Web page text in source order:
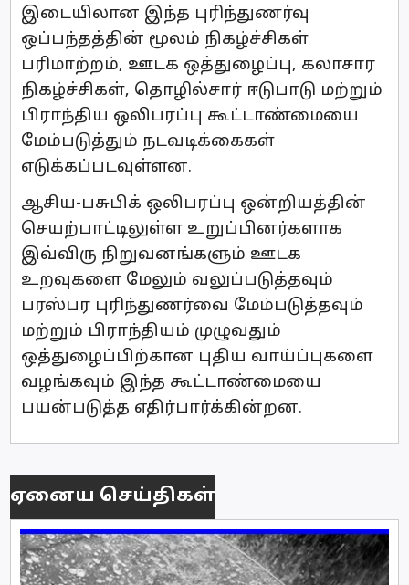
இடையிலான இந்த புரிந்துணர்வு
ஒப்பந்தத்தின் மூலம் நிகழ்ச்சிகள்
பரிமாற்றம், ஊடக ஒத்துழைப்பு, கலாசார
நிகழ்ச்சிகள், தொழில்சார் ஈடுபாடு மற்றும்
பிராந்திய ஒலிபரப்பு கூட்டாண்மையை
மேம்படுத்தும் நடவடிக்கைகள்
எடுக்கப்படவுள்ளன.
ஆசிய-பசுபிக் ஒலிபரப்பு ஒன்றியத்தின்
செயற்பாட்டிலுள்ள உறுப்பினர்களாக
இவ்விரு நிறுவனங்களும் ஊடக
உறவுகளை மேலும் வலுப்படுத்தவும்
பரஸ்பர புரிந்துணர்வை மேம்படுத்தவும்
மற்றும் பிராந்தியம் முழுவதும்
ஒத்துழைப்பிற்கான புதிய வாய்ப்புகளை
வழங்கவும் இந்த கூட்டாண்மையை
பயன்படுத்த எதிர்பார்க்கின்றன.
ஏனைய செய்திகள்